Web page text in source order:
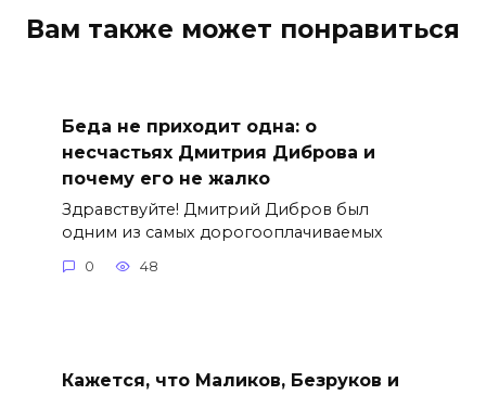
Вам также может понравиться
Беда не приходит одна: о
несчастьях Дмитрия Диброва и
почему его не жалко
Здравствуйте! Дмитрий Дибров был
одним из самых дорогооплачиваемых
0 48
Кажется, что Маликов, Безруков и